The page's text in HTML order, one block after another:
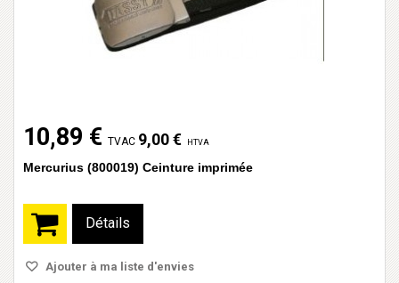
10,89 € TVAC 9,00 € HTVA
Mercurius (800019) Ceinture imprimée
Détails
Ajouter à ma liste d'envies